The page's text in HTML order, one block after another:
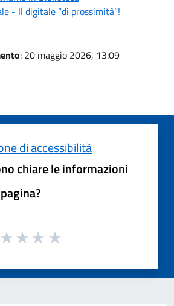
- Il digitale “di prossimità”!
: 20 maggio 2026, 13:09
di accessibilità
chiare le informazioni